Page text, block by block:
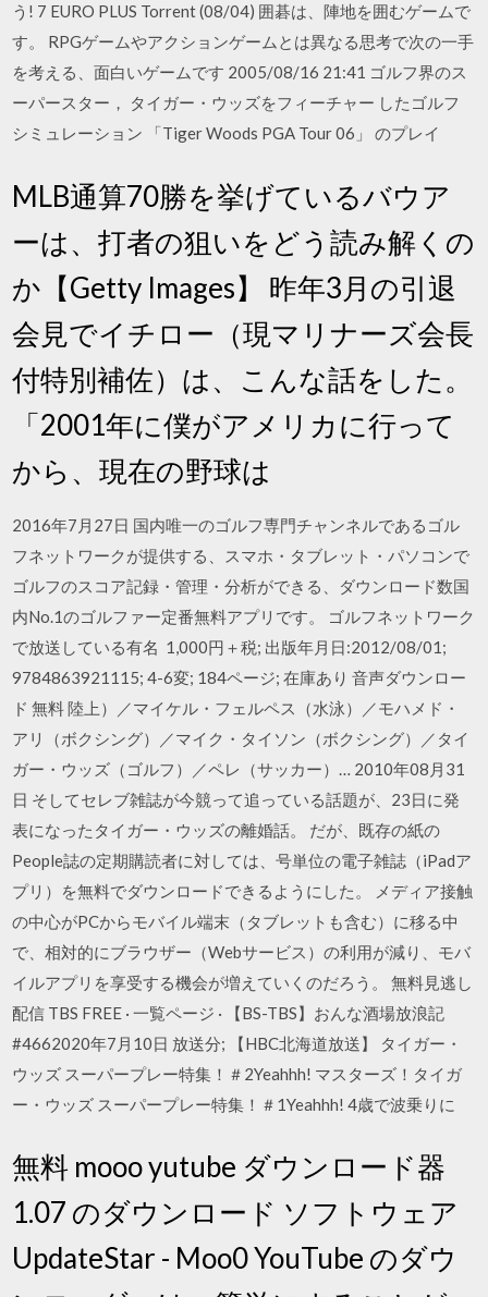
う! 7 EURO PLUS Torrent (08/04) 囲碁は、陣地を囲むゲームで
す。 RPGゲームやアクションゲームとは異なる思考で次の一手
を考える、面白いゲームです 2005/08/16 21:41 ゴルフ界のス
ーパースター， タイガー・ウッズをフィーチャー したゴルフ
シミュレーション 「Tiger Woods PGA Tour 06」 のプレイ
MLB通算70勝を挙げているバウア
ーは、打者の狙いをどう読み解くの
か【Getty Images】 昨年3月の引退
会見でイチロー（現マリナーズ会長
付特別補佐）は、こんな話をした。
「2001年に僕がアメリカに行って
から、現在の野球は
2016年7月27日 国内唯⼀のゴルフ専⾨チャンネルであるゴル
フネットワークが提供する、スマホ・タブレット・パソコンで
ゴルフのスコア記録・管理・分析ができる、ダウンロード数国
内No.1のゴルファー定番無料アプリです。 ゴルフネットワーク
で放送している有名 1,000円＋税; 出版年月日:2012/08/01;
9784863921115; 4-6変; 184ページ; 在庫あり 音声ダウンロー
ド 無料 陸上）／マイケル・フェルペス（水泳）／モハメド・
アリ（ボクシング）／マイク・タイソン（ボクシング）／タイ
ガー・ウッズ（ゴルフ）／ペレ（サッカー）… 2010年08月31
日 そしてセレブ雑誌が今競って追っている話題が、23日に発
表になったタイガー・ウッズの離婚話。 だが、既存の紙の
People誌の定期購読者に対しては、号単位の電子雑誌（iPadア
プリ）を無料でダウンロードできるようにした。 メディア接触
の中心がPCからモバイル端末（タブレットも含む）に移る中
で、相対的にブラウザー（Webサービス）の利用が減り、モバ
イルアプリを享受する機会が増えていくのだろう。 無料見逃し
配信 TBS FREE · 一覧ページ · 【BS-TBS】おんな酒場放浪記
#4662020年7月10日 放送分; 【HBC北海道放送】 タイガー・
ウッズ スーパープレー特集！＃2Yeahhh! マスターズ！タイガ
ー・ウッズ スーパープレー特集！＃1Yeahhh! 4歳で波乗りに
無料 mooo yutube ダウンロード器
1.07 のダウンロード ソフトウェア
UpdateStar - Moo0 YouTube のダウ